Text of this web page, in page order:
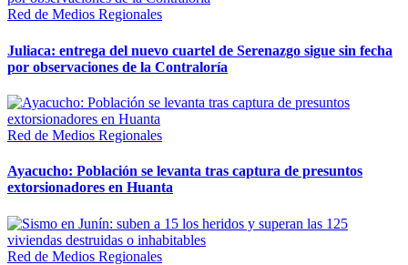
Red de Medios Regionales
Juliaca: entrega del nuevo cuartel de Serenazgo sigue sin fecha
por observaciones de la Contraloría
Red de Medios Regionales
Ayacucho: Población se levanta tras captura de presuntos
extorsionadores en Huanta
Red de Medios Regionales